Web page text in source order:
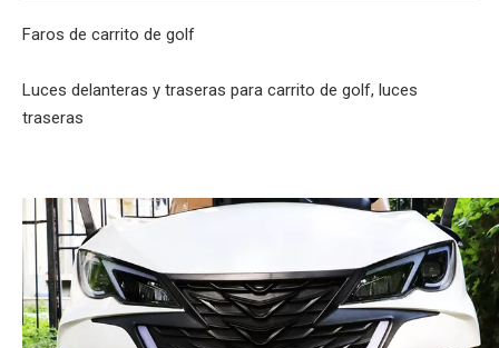
Faros de carrito de golf
Luces delanteras y traseras para carrito de golf, luces
traseras